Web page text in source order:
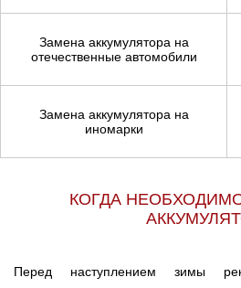
Чебоксары
Челябинск
Замена аккумулятора на
отечественные автомобили
Замена аккумулятора на
иномарки
КОГДА
Перед наступлением зимы